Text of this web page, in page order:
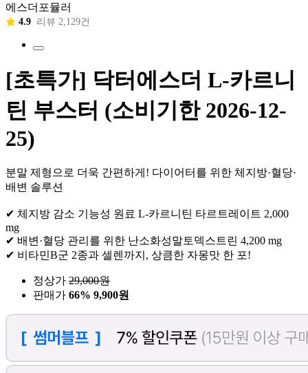
에스더포뮬러
4.9 리뷰 2,129건
[초특가] 닥터에스더 L-카르니
틴 부스터 (소비기한 2026-12-
25)
분말 제형으로 더욱 간편하게! 다이어터를 위한 체지방·혈당·
배변 솔루션
✔ 체지방 감소 기능성 원료 L-카르니틴 타르트레이트 2,000
mg
✔ 배변·혈당 관리를 위한 난소화성말토덱스트린 4,200 mg
✔ 비타민B군 2종과 셀렌까지, 상큼한 자몽맛 한 포!
정상가 29,000원
판매가 66% 9,900원